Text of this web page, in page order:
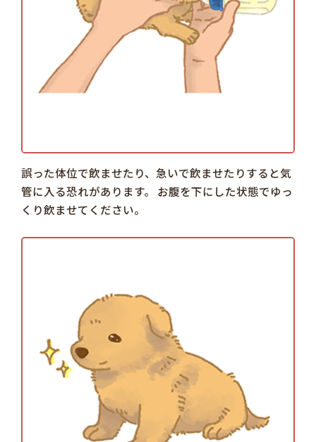
誤った体位で飲ませたり、急いで飲ませたりすると気
管に入る恐れがあります。 お腹を下にした状態でゆっ
くり飲ませてください。